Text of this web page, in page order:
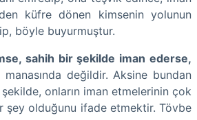
küfre dönen kimsenin yolunun
böyle buyurmuştur.
sahih bir şekilde iman ederse,
manasında değildir. Aksine bundan
onların iman etmelerinin çok
şey olduğunu ifade etmektir. Tövbe